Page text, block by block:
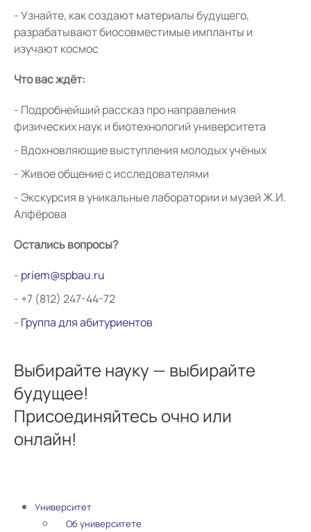
Узнайте, как создают материалы будущего,
разрабатывают биосовместимые импланты и
изучают космос
Что вас ждёт:
Подробнейший рассказ про направления
физических наук и биотехнологий университета
Вдохновляющие выступления молодых учёных
Живое общение с исследователями
Экскурсия в уникальные лаборатории и музей Ж.И.
Алфёрова
Остались вопросы?
priem@spbau.ru
+7 (812) 247-44-72
Группа для абитуриентов
Выбирайте науку — выбирайте
будущее!
Присоединяйтесь очно или
онлайн!
Университет
Об университете